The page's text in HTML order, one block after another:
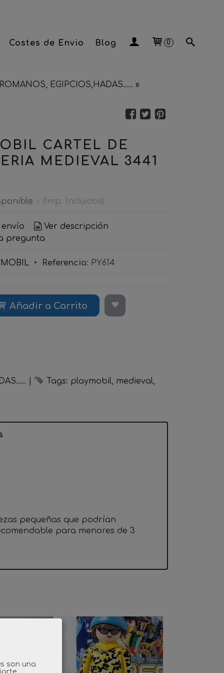
Costes de Envio Blog 0
EGIPCIOS,HADAS..... »
CARTEL DE
MEDIEVAL 3441
- (Imp. Incluidos)
envío
Ver descripción
pregunta
• Referencia: PY614
Añadir a Carrito
Tags: playmobil
medieval
pequeñas que podrían
para menores de 3
son una